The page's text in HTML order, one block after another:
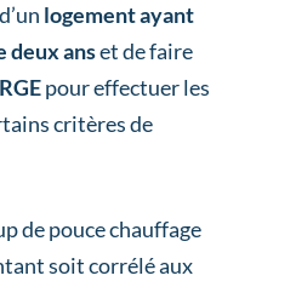
logement ayant
deux anset de faire
pour effectuer les
critères de
de pouce chauffage
soit corrélé aux